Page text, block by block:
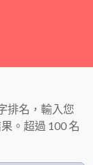
排名，輸入您
。超過 100 名